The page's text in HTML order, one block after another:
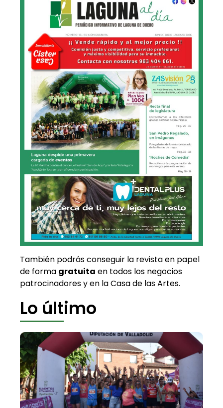
También podrás conseguir la revista en papel
de forma gratuita en todos los negocios
patrocinadores y en la Casa de las Artes.
Lo último